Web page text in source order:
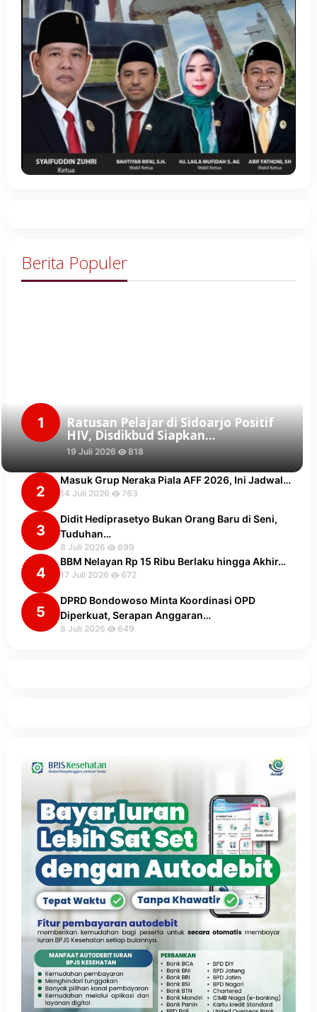
Berita Populer
1 Ratusan Pelajar di Sidoarjo Positif
HIV, Disdikbud Siapkan…
19 Juli 2026 818
2
Masuk Grup Neraka Piala AFF 2026, Ini Jadwal…
14 Juli 2026 763
3
Didit Hediprasetyo Bukan Orang Baru di Seni,
Tuduhan…
8 Juli 2026 699
4
BBM Nelayan Rp 15 Ribu Berlaku hingga Akhir…
17 Juli 2026 672
5
DPRD Bondowoso Minta Koordinasi OPD
Diperkuat, Serapan Anggaran…
8 Juli 2026 649